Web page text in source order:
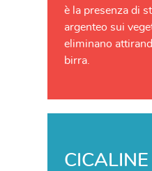
è la presenza di
argenteo sui
eliminano
birra.
CICALINE